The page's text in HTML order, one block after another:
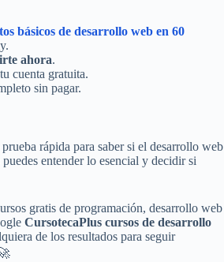
básicos de desarrollo web en 60
ahora.
cuenta gratuita.
sin pagar.
rápida para saber si el desarrollo web
entender lo esencial y decidir si
gratis de programación, desarrollo web
CursotecaPlus cursos de desarrollo
de los resultados para seguir